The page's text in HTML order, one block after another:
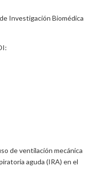
Investigación Biomédica
de ventilación mecánica
aguda (IRA) en el